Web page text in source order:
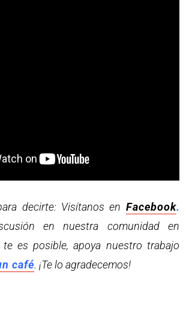
decirte: Visítanos en Facebook.
en nuestra comunidad en
es posible, apoya nuestro trabajo
café. ¡Te lo agradecemos!